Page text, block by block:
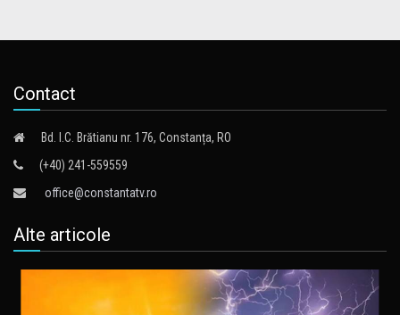
Contact
Bd. I.C. Brătianu nr. 176, Constanța, RO
(+40) 241-559559
office@constantatv.ro
Alte articole